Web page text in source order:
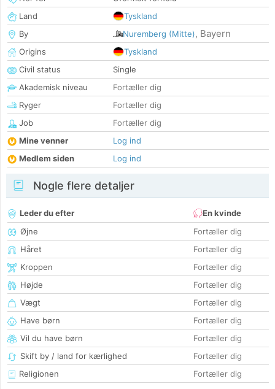
Land
Tyskland
By
Nuremberg (Mitte), Bayern
Origins
Tyskland
Civil status
Single
Akademisk niveau
Fortæller dig
Ryger
Fortæller dig
Job
Fortæller dig
Mine venner
Log ind
Medlem siden
Log ind
Nogle flere detaljer
Leder du efter
En kvinde
Øjne
Fortæller dig
Håret
Fortæller dig
Kroppen
Fortæller dig
Højde
Fortæller dig
Vægt
Fortæller dig
Have børn
Fortæller dig
Vil du have børn
Fortæller dig
Skift by / land for kærlighed
Fortæller dig
Religionen
Fortæller dig